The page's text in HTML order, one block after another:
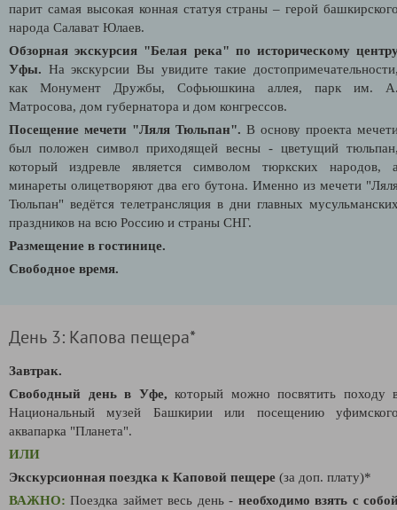
парит самая высокая конная статуя страны – герой
народа Салават Юлаев.
Обзорная экскурсия "Белая река" по историческому
Уфы. На экскурсии Вы увидите такие
как Монумент Дружбы, Софьюшкина аллея, парк им.
Матросова, дом губернатора и дом конгрессов.
Посещение мечети "Ляля Тюльпан". В основу проекта
был положен символ приходящей весны - цветущий
который издревле является символом тюркских народов,
минареты олицетворяют два его бутона. Именно из мечети
Тюльпан" ведётся телетрансляция в дни главных
праздников на всю Россию и страны СНГ.
Размещение в гостинице.
Свободное время.
День 3: Капова пещера*
Завтрак.
Свободный день в Уфе, который можно посвятить походу
Национальный музей Башкирии или посещению у
аквапарка "Планета".
ИЛИ
Экскурсионная поездка к Каповой пещере (за доп. плату)*
ВАЖНО: Поездка займет весь день - необходимо взять с